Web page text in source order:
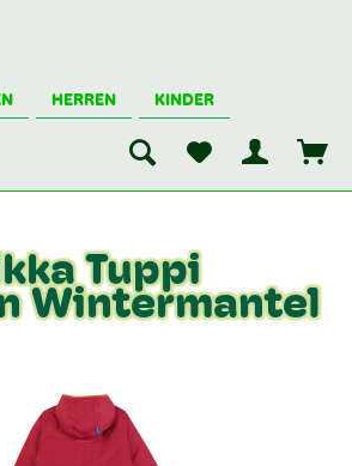
HERREN KINDER
Tuppi
Wintermantel